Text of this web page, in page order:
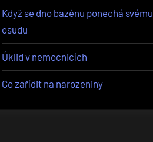
Když se dno bazénu ponechá svému
osudu
Úklid v nemocnicích
Co zařídit na narozeniny